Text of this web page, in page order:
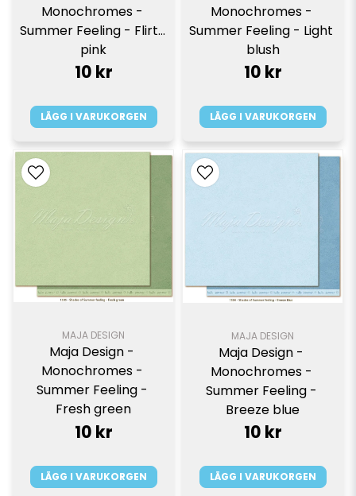
Monochromes -
Summer Feeling - Flirty
pink
10 kr
LÄGG I VARUKORGEN
Monochromes -
Summer Feeling - Light
blush
10 kr
LÄGG I VARUKORGEN
MAJA DESIGN
Maja Design -
Monochromes -
Summer Feeling -
Fresh green
10 kr
LÄGG I VARUKORGEN
MAJA DESIGN
Maja Design -
Monochromes -
Summer Feeling -
Breeze blue
10 kr
LÄGG I VARUKORGEN